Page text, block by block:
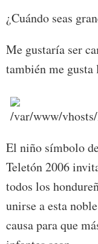
¿Cuándo seas
Me gustaría ser
también me gusta
El niño símbolo
Teletón 2006
todos los
unirse a esta noble
causa para que